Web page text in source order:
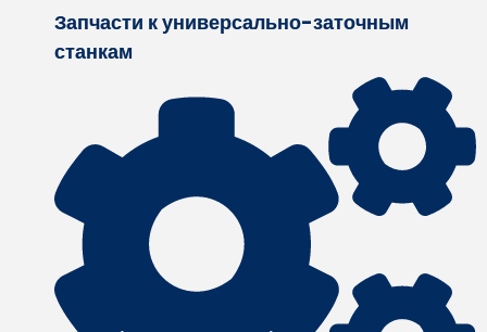
Запчасти к универсально-заточным
станкам